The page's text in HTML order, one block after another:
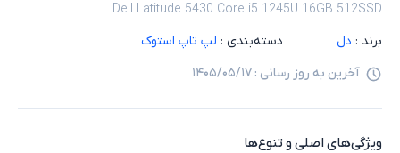
Dell Latitude 5430 Core i5 1245U 16GB 512SSD
برند : دل دسته‌بندی : لپ تاپ استوک
آخرین به روز رسانی : ۱۴۰۵/۰۵/۱۷
ویژگی‌های اصلی و تنوع‌ها